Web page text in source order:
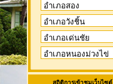
สถิติการเข้าชมเว็บไซต์